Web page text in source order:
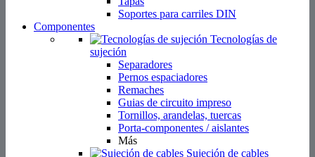
Soportes para carriles DIN
Componentes
Tecnologías de
sujeción
Separadores
Pernos espaciadores
Remaches
Guias de circuito impreso
Tornillos, arandelas, tuercas
Porta-componentes / aislantes
Más
Sujeción de cables